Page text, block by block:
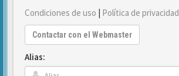
Condiciones de uso | Política de privacidad
Contactar con el Webmaster
Alias: